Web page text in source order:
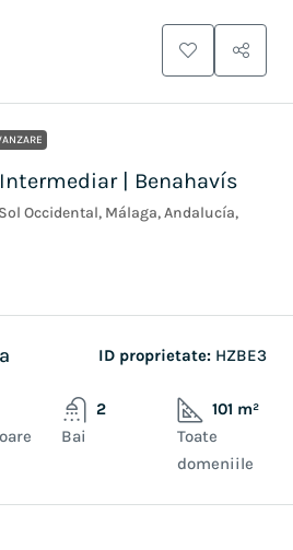
| Benahavís
Occidental, Málaga, Andalucía,
ID proprietate: HZBE3
2
Bai
101 m²
Toate
domeniile